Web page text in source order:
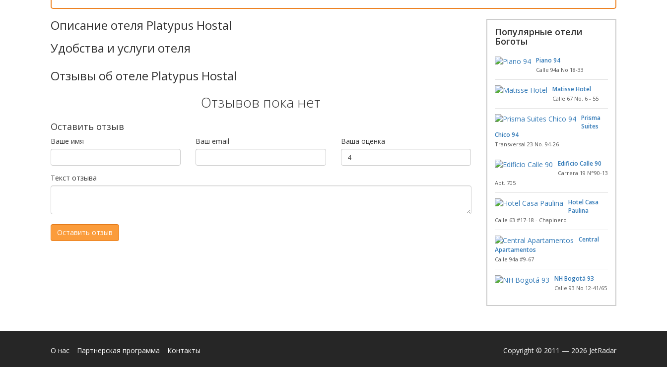
Описание отеля Platypus Hostal
Удобства и услуги отеля
Отзывы об отеле Platypus Hostal
Отзывов пока нет
Оставить отзыв
Ваше имя Ваш email Ваша оценка
Текст отзыва
Популярные отели
Боготы
Piano 94
Calle 94a No 18-33
Matisse Hotel
Calle 67 No. 6 - 55
Prisma
Suites
Chico 94
Transversal 23 No. 94-26
Edificio Calle 90
Carrera 19 N°90-13
Apt. 705
Hotel Casa
Paulina
Calle 63 #17-18 - Chapinero
Central
Apartamentos
Calle 94a #9-67
NH Bogotá 93
Calle 93 No 12-41/65
О нас Партнерская программа Контакты Copyright © 2011 — 2026 JetRadar